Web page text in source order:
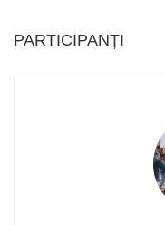
PARTICIPANȚI